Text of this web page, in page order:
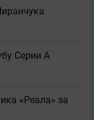
Серии A
«Реала» за